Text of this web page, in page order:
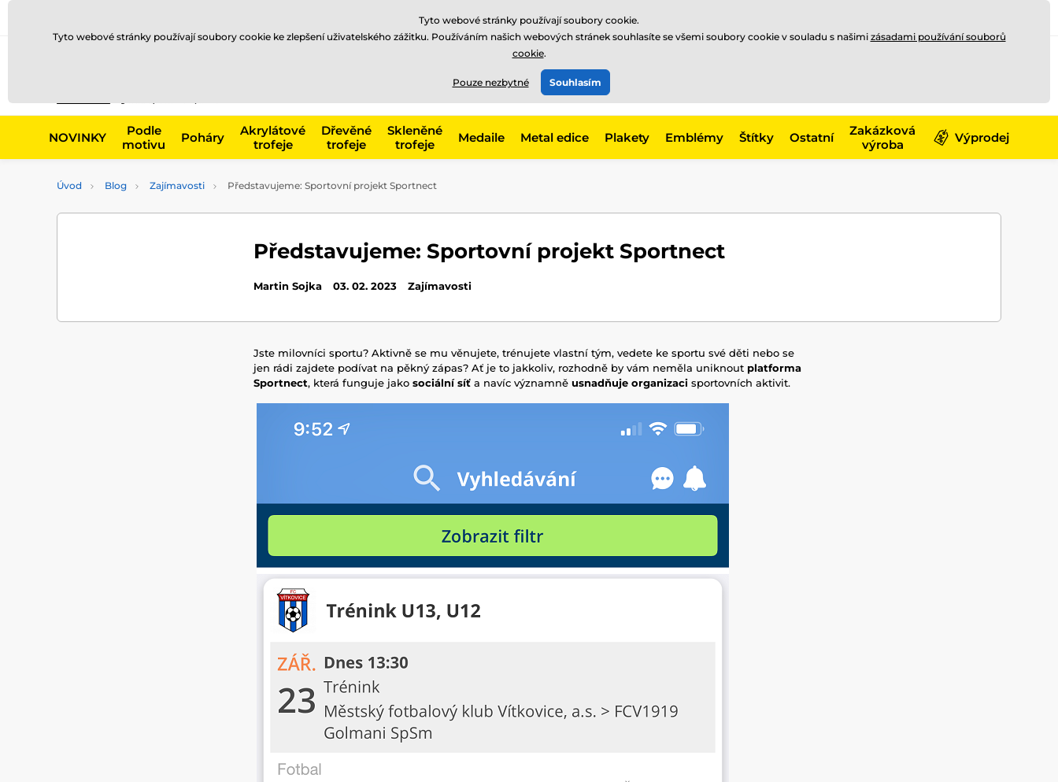
775 400 255
Zavolejte nám
NOVINKY
Podle
motivu
Poháry
Akrylátové
trofeje
Dřevěné
trofeje
Skleněné
trofeje
Medaile Metal edice Plakety Emblémy Štítky Ostatní
Zakázková
výroba
Výprodej
Úvod Blog Zajímavosti Představujeme: Sportovní projekt Sportnect
Představujeme: Sportovní projekt Sportnect
Martin Sojka 03. 02. 2023 Zajímavosti
Jste milovníci sportu? Aktivně se mu věnujete, trénujete vlastní tým, vedete ke sportu své děti nebo se
jen rádi zajdete podívat na pěkný zápas? Ať je to jakkoliv, rozhodně by vám neměla uniknout platforma
Sportnect, která funguje jako sociální síť a navíc významně usnadňuje organizaci sportovních aktivit.
Tyto webové stránky používají soubory cookie.
Tyto webové stránky používají soubory cookie ke zlepšení uživatelského zážitku. Používáním našich webových stránek souhlasíte se všemi soubory cookie v souladu s našimi zásadami používání souborů
cookie.
Pouze nezbytné Souhlasím